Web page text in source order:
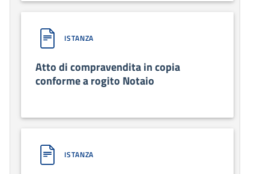
ISTANZA
Atto di compravendita in copia
conforme a rogito Notaio
ISTANZA